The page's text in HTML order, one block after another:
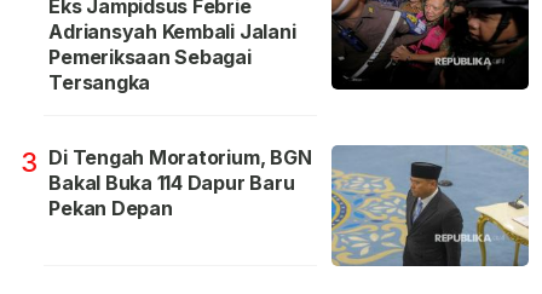
Eks Jampidsus Febrie
Adriansyah Kembali Jalani
Pemeriksaan Sebagai
Tersangka
3 Di Tengah Moratorium, BGN
Bakal Buka 114 Dapur Baru
Pekan Depan